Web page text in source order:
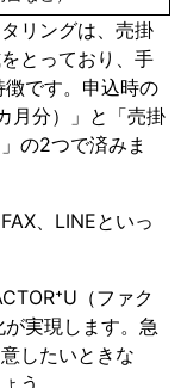
リングは、売掛
とっており、手
です。申込時の
月分）」と「売掛
の2つで済みま
、LINEといっ
（ファク
実現します。急
したいときな
う。